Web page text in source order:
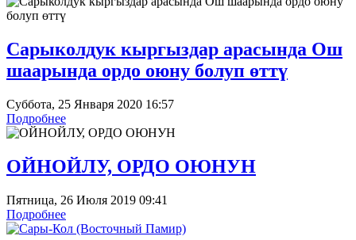
Сарыколдук кыргыздар арасында Ош
шаарында ордо оюну болуп өттү
Суббота, 25 Января 2020 16:57
Подробнее
ОЙНОЙЛУ, ОРДО ОЮНУН
Пятница, 26 Июля 2019 09:41
Подробнее